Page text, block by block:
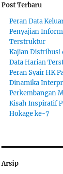
Post Terbaru
Peran Data
Penyajian
Terstruktur
Kajian Distribusi
Data Harian
Peran Syair HK
Dinamika
Perkembangan
Kisah Inspiratif
Hokage ke-7
Arsip